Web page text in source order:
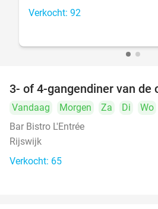
Verkocht: 92
3- of 4-gangendiner van de
Vandaag Morgen Za Di
Wo
Bar Bistro L'Entrée
Rijswijk
Verkocht: 65